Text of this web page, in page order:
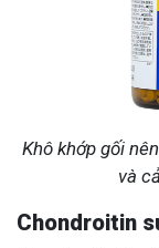
Khô khớp gối
và
Chondroitin